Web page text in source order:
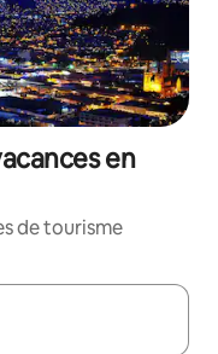
en
de tourisme
les flèches vers le